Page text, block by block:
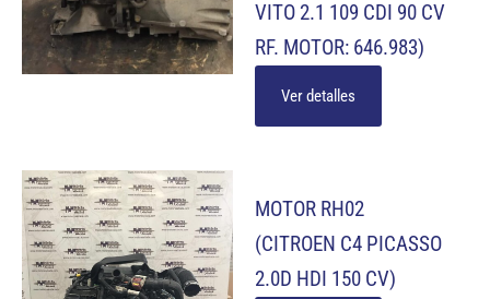
VITO 2.1 109 CDI 90 CV
RF. MOTOR: 646.983)
Ver detalles
MOTOR RH02
(CITROEN C4 PICASSO
2.0D HDI 150 CV)